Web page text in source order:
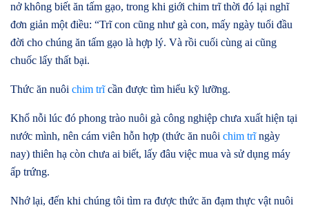
nở không biết ăn tấm gạo, trong khi giới chim trĩ thời đó lại nghĩ
đơn giản một điều: “Trĩ con cũng như gà con, mấy ngày tuổi đầu
đời cho chúng ăn tấm gạo là hợp lý. Và rồi cuối cùng ai cũng
chuốc lấy thất bại.
Thức ăn nuôi chim trĩcần được tìm hiểu kỹ lưỡng.
Khổ nỗi lúc đó phong trào nuôi gà công nghiệp chưa xuất hiện tại
nước mình, nên cám viên hỗn hợp (thức ăn nuôi chim trĩngày
nay) thiên hạ còn chưa ai biết, lấy đâu việc mua và sử dụng máy
ấp trứng.
Nhớ lại, đến khi chúng tôi tìm ra được thức ăn đạm thực vật nuôi